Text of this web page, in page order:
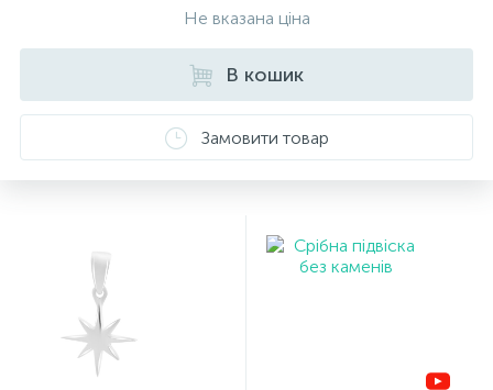
прикраси додається бирка із зазначенням усіх
параметрів.*Кольори виробів на сайті можуть дещо
відрізнятися від реальних через особливості передачі
Не вказана ціна
В кошик
Замовити товар